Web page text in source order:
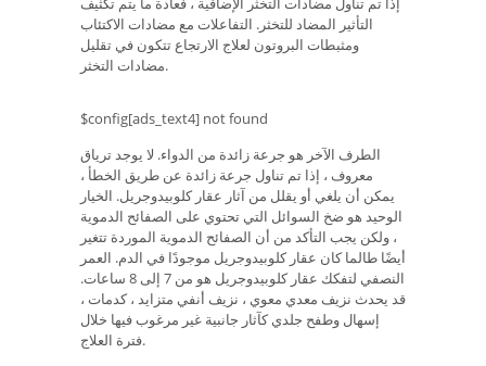
التأثير المضاد للتخثر. التفاعلات مع مضادات الاكتئاب
ومثبطات البروتون لعلاج الارتجاع تتكون في تقليل
مضادات التخثر.
$config[ads_text4] not found
الطرف الآخر هو جرعة زائدة من الدواء. لا يوجد ترياق
معروف ، إذا تم تناول جرعة زائدة عن طريق الخطأ ،
يمكن أن يلغي أو يقلل من آثار عقار كلوبيدوجريل. الخيار
الوحيد هو ضخ السوائل التي تحتوي على الصفائح الدموية
، ولكن يجب التأكد من أن الصفائح الدموية الموردة تتغير
أيضًا طالما كان عقار كلوبيدوجريل موجودًا في الدم. العمر
النصفي لتفكك عقار كلوبيدوجريل هو من 7 إلى 8 ساعات.
قد يحدث نزيف معدي معوي ، نزيف أنفي متزايد ، كدمات ،
إسهال وطفح جلدي كآثار جانبية غير مرغوب فيها خلال
فترة العلاج.